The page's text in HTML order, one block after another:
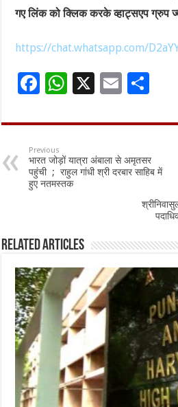
गए लिंक को क्लिक करके व्हाट्सएप ग्रुप
https://chat.whatsapp.com/
F
e
b
o
o
W
at
p
p
X
E
ai ar
Previous
भारत जोड़ों यात्रा अंबाला से अमृतसर
पहुंची ; राहुल गांधी श्री दरबार साहिब में
हुए नतमस्तक
Related Articles